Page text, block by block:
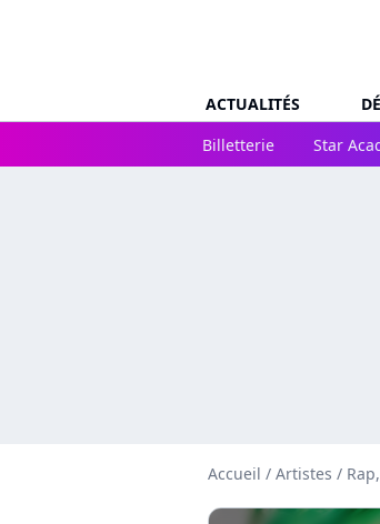
ACTUALITÉS
Billetterie
Star
Accueil / Artistes /